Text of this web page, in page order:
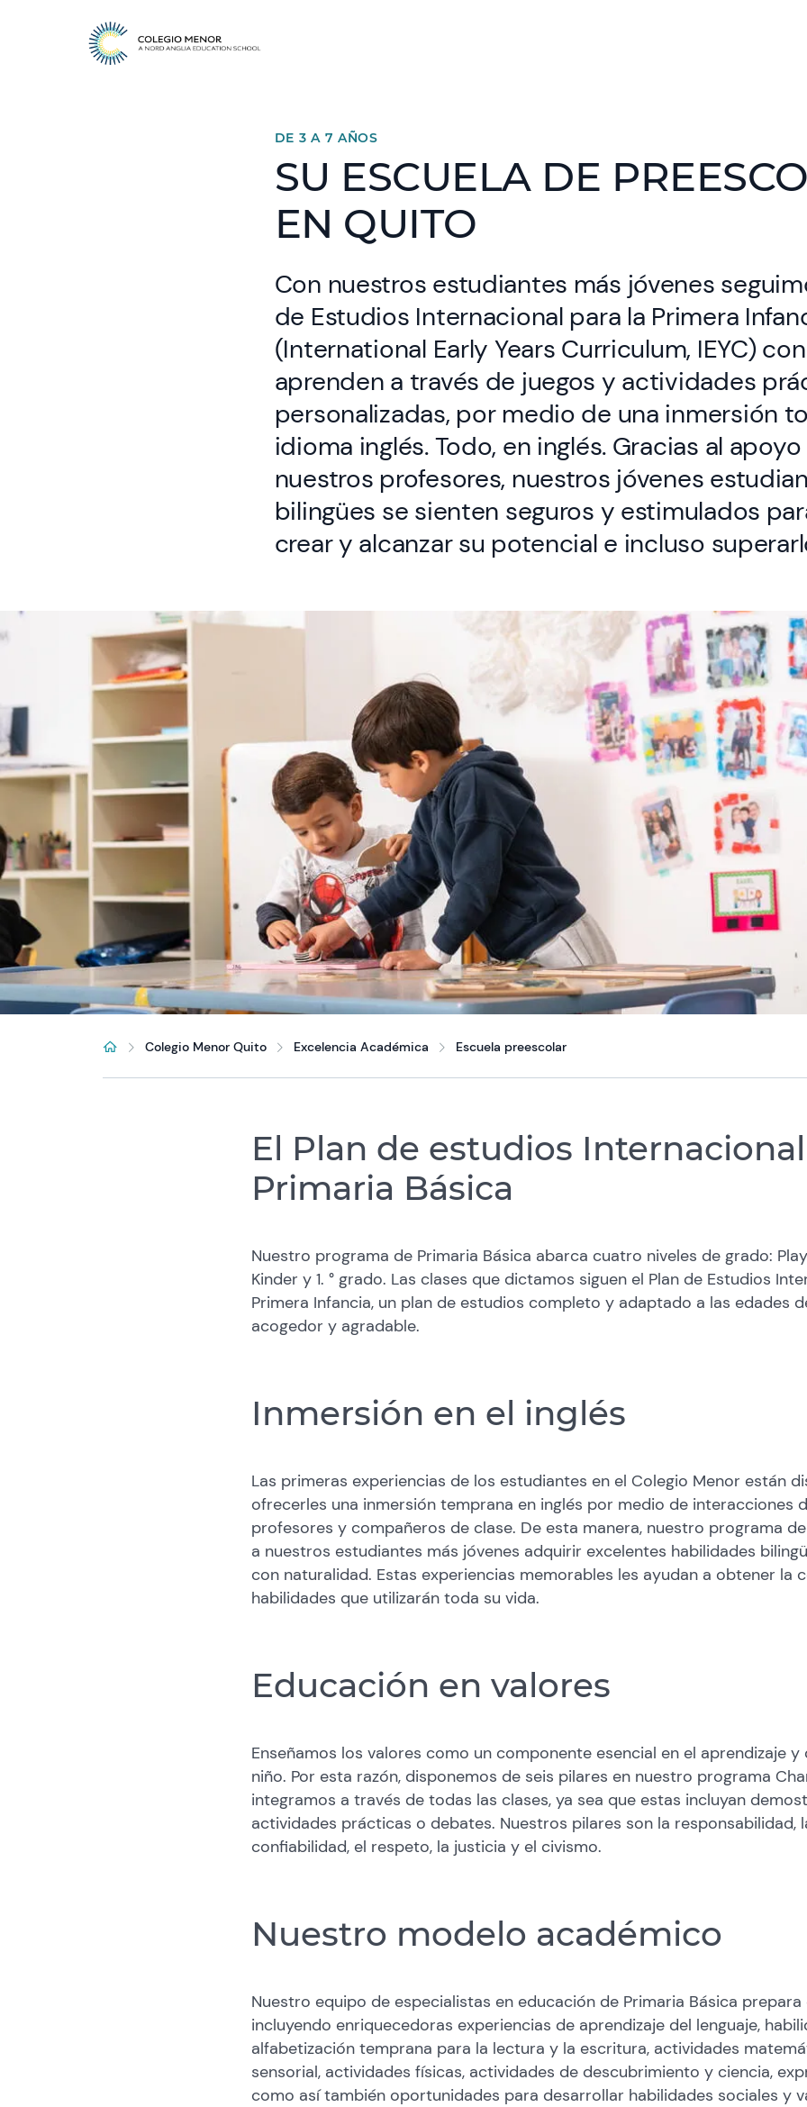
DE 3 A 7 AÑOS
SU ESCUELA DE
EN QUITO
Con nuestros estudiantes más jóvenes
de Estudios Internacional para la Primera
(International Early Years Curriculum, IEYC)
aprenden a través de juegos y actividades
personalizadas, por medio de una inmersión
idioma inglés. Todo, en inglés. Gracias al
nuestros profesores, nuestros jóvenes
bilingües se sienten seguros y estimulados
crear y alcanzar su potencial e incluso
Colegio Menor Quito Excelencia Académica Escuela preescolar
El Plan de estudios
Primaria Básica
Nuestro programa de Primaria Básica abarca cuatro niveles de grado:
Kinder y 1. ° grado. Las clases que dictamos siguen el Plan de Estudios
Primera Infancia, un plan de estudios completo y adaptado a las edades
acogedor y agradable.
Inmersión en el inglés
Las primeras experiencias de los estudiantes en el Colegio Menor están
ofrecerles una inmersión temprana en inglés por medio de interacciones
profesores y compañeros de clase. De esta manera, nuestro programa
a nuestros estudiantes más jóvenes adquirir excelentes habilidades
con naturalidad. Estas experiencias memorables les ayudan a obtener la
habilidades que utilizarán toda su vida.
Educación en valores
Enseñamos los valores como un componente esencial en el aprendizaje
niño. Por esta razón, disponemos de seis pilares en nuestro programa
integramos a través de todas las clases, ya sea que estas incluyan
actividades prácticas o debates. Nuestros pilares son la responsabilidad,
confiabilidad, el respeto, la justicia y el civismo.
Nuestro modelo académico
Nuestro equipo de especialistas en educación de Primaria Básica prepara
incluyendo enriquecedoras experiencias de aprendizaje del lenguaje,
alfabetización temprana para la lectura y la escritura, actividades
sensorial, actividades físicas, actividades de descubrimiento y ciencia,
como así también oportunidades para desarrollar habilidades sociales y